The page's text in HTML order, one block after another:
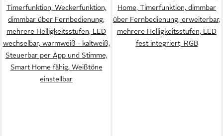
Timerfunktion, Weckerfunktion,
dimmbar über Fernbedienung,
mehrere Helligkeitsstufen, LED
wechselbar, warmweiß - kaltweiß,
Steuerbar per App und Stimme,
Smart Home fähig, Weißtöne
einstellbar
Home, Timerfunktion, dimmbar
über Fernbedienung, erweiterbar,
mehrere Helligkeitsstufen, LED
fest integriert, RGB